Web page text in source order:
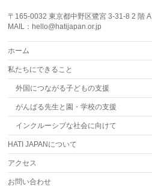
〒165-0032 東京都中野区鷺宮 3-31-8 2 階 A
MAIL：hello@hatijapan.or.jp
ホーム
私たちにできること
外国につながる子どもの支援
がんばる先生と園・学校の支援
インクルーシブな社会に向けて
HATI JAPANについて
アクセス
お問い合わせ